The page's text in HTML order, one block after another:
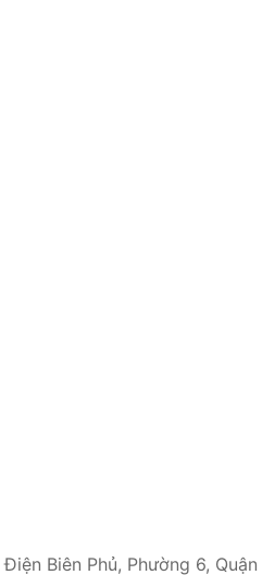
Điện Biên Phủ, Phường 6, Quận